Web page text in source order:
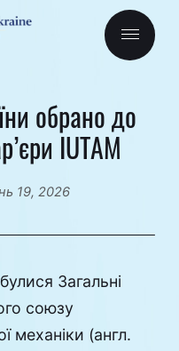
обрано до
IUTAM
19, 2026
Загальні
союзу
механіки (англ.